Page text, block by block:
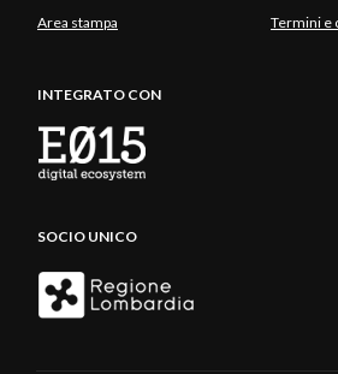
Area stampa Termini e
INTEGRATO CON
SOCIO UNICO